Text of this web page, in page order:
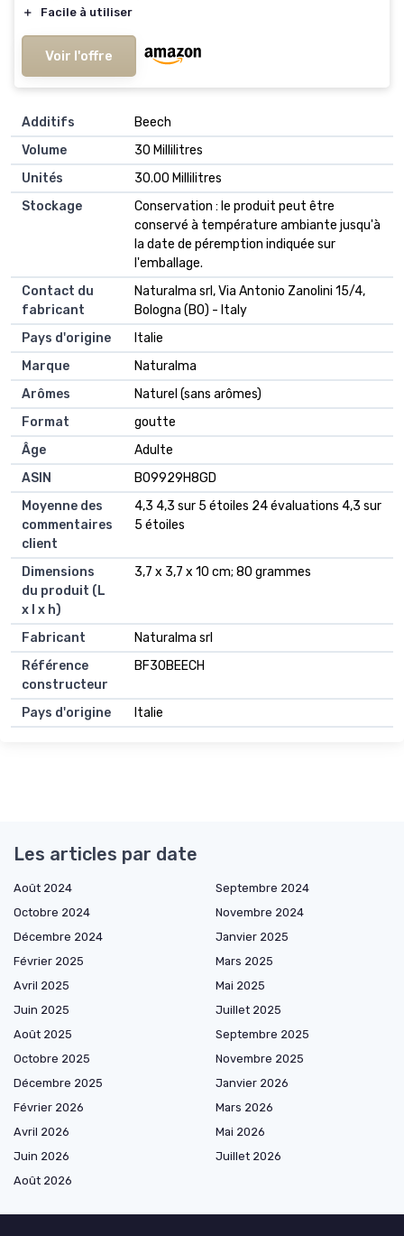
＋
Facile à utiliser
Voir l'offre
Additifs
‎Beech
Volume
‎30 Millilitres
Unités
‎30.00 Millilitres
Stockage
‎Conservation : le produit peut être
conservé à température ambiante jusqu'à
la date de péremption indiquée sur
l'emballage.
Contact du
fabricant
‎Naturalma srl, Via Antonio Zanolini 15/4,
Bologna (BO) - Italy
Pays d'origine
‎Italie
Marque
‎Naturalma
Arômes
‎Naturel (sans arômes)
Format
‎goutte
Âge
‎Adulte
ASIN
B09929H8GD
Moyenne des
commentaires
client
4,3 4,3 sur 5 étoiles 24 évaluations 4,3 sur
5 étoiles
Dimensions
du produit (L
x l x h)
3,7 x 3,7 x 10 cm; 80 grammes
Fabricant
Naturalma srl
Référence
constructeur
BF30BEECH
Pays d'origine Italie
Les articles par date
Août 2024
Septembre 2024
Octobre 2024
Novembre 2024
Décembre 2024
Janvier 2025
Février 2025
Mars 2025
Avril 2025
Mai 2025
Juin 2025
Juillet 2025
Août 2025
Septembre 2025
Octobre 2025
Novembre 2025
Décembre 2025
Janvier 2026
Février 2026
Mars 2026
Avril 2026
Mai 2026
Juin 2026
Juillet 2026
Août 2026